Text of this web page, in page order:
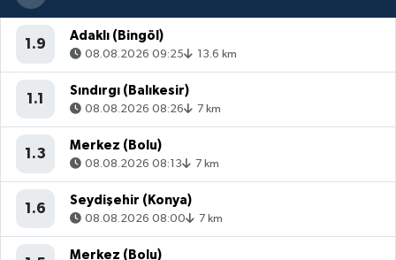
1.9
Adaklı (Bingöl)
08.08.2026 09:25 13.6 km
1.1
Sındırgı (Balıkesir)
08.08.2026 08:26 7 km
1.3
Merkez (Bolu)
08.08.2026 08:13 7 km
1.6
Seydişehir (Konya)
08.08.2026 08:00 7 km
Merkez (Bolu)